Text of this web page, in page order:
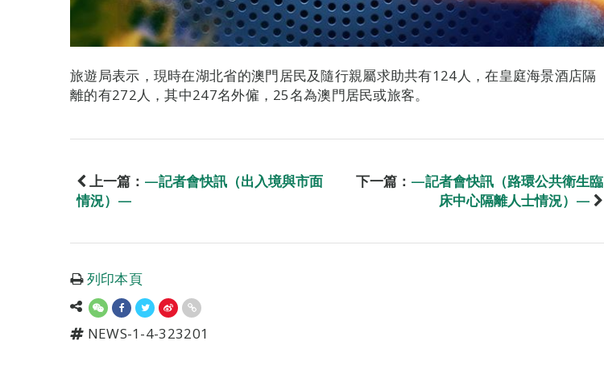
旅遊局表示，現時在湖北省的澳門居民及隨行親屬求助共有124人，在皇庭海景酒店隔
離的有272人，其中247名外僱，25名為澳門居民或旅客。
上一篇： —記者會快訊（出入境與市面
情況）—
下一篇： —記者會快訊（路環公共衛生臨
床中心隔離人士情況）—
列印本頁
NEWS-1-4-323201